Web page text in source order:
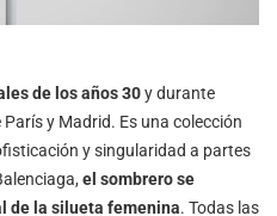
de los años 30y durante
y Madrid. Es una colección
y singularidad a partes
el sombrero se
de la silueta femenina. Todas las